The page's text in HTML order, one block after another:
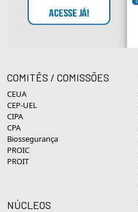
COMITÊS / COMISSÕES
CEUA
CEP-UEL
CIPA
CPA
Biossegurança
PROIC
PROIT
NÚCLEOS